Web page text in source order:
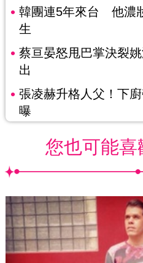
韓團連5年來台 他濃
生
蔡亘晏怒甩巴掌決裂
出
張凌赫升格人父！下
曝
您也可能喜